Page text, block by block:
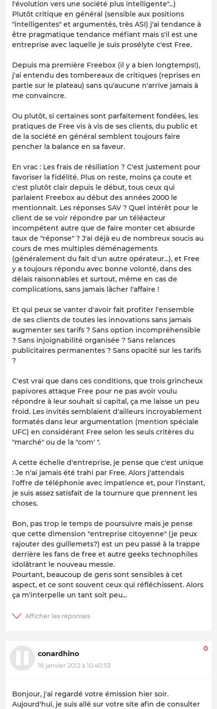
l'évolution vers une société plus intelligente"...)
Plutôt critique en général (sensible aux positions
"intelligentes" et argumentés, très ASI) j'ai tendance à
être pragmatique tendance méfiant mais s'il est une
entreprise avec laquelle je suis prosélyte c'est Free.
Depuis ma première Freebox (il y a bien longtemps!),
j'ai entendu des tombereaux de critiques (reprises en
partie sur le plateau) sans qu'aucune n'arrive jamais à
me convaincre.
Ou plutôt, si certaines sont parfaitement fondées, les
pratiques de Free vis à vis de ses clients, du public et
de la société en général semblent toujours faire
pencher la balance en sa faveur.
En vrac : Les frais de résiliation ? C'est justement pour
favoriser la fidélité. Plus on reste, moins ça coute et
c'est plutôt clair depuis le début, tous ceux qui
parlaient Freebox au début des années 2000 le
mentionnait. Les réponses SAV ? Quel intérêt pour le
client de se voir répondre par un téléacteur
incompétent autre que de faire monter cet absurde
taux de "réponse" ? J'ai déjà eu de nombreux soucis au
cours de mes multiples déménagements
(généralement du fait d'un autre opérateur...), et Free
y a toujours répondu avec bonne volonté, dans des
délais raisonnables et surtout, même en cas de
complications, sans jamais lâcher l'affaire !
Et qui peux se vanter d'avoir fait profiter l'ensemble
de ses clients de toutes les innovations sans jamais
augmenter ses tarifs ? Sans option incompréhensible
? Sans injoignabilité organisée ? Sans relances
publicitaires permanentes ? Sans opacité sur les tarifs
?
C'est vrai que dans ces conditions, que trois grincheux
papivores attaque Free pour ne pas avoir voulu
répondre à leur souhait si capital, ça me laisse un peu
froid. Les invités semblaient d'ailleurs incroyablement
formatés dans leur argumentation (mention spéciale
UFC) en considérant Free selon les seuls critères du
"marché" ou de la "com' ".
A cette échelle d'entreprise, je pense que c'est unique
: Je n'ai jamais été trahi par Free. Alors j'attendais
l'offre de téléphonie avec impatience et, pour l'instant,
je suis assez satisfait de la tournure que prennent les
choses.
Bon, pas trop le temps de poursuivre mais je pense
que cette dimension "entreprise citoyenne" (je peux
rajouter des guillemets?) est un peu passé à la trappe
derrière les fans de free et autre geeks technophiles
idolâtrant le nouveau messie.
Pourtant, beaucoup de gens sont sensibles à cet
aspect, et ce sont souvent ceux qui réfléchissent. Alors
ça m'interpelle un tant soit peu...
conardhino
16 janvier 2012 à 10:40:53
0
Bonjour, j'ai regardé votre émission hier soir.
Aujourd'hui, je suis allé sur votre site afin de consulter